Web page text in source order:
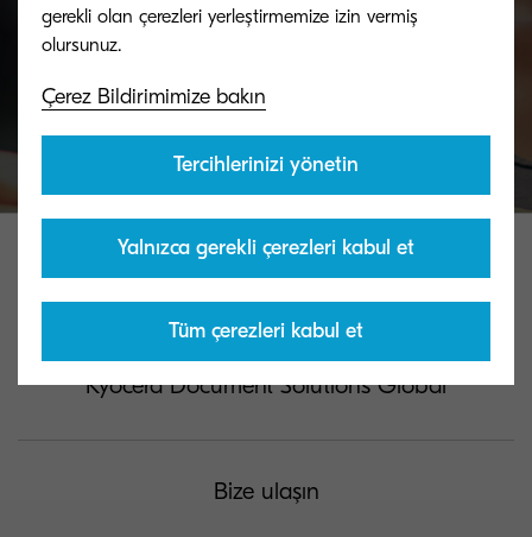
Kyocera Document Solutions Global
Bize ulaşın
gerekli olan çerezleri yerleştirmemize izin vermiş
Çerez Bildirimimize bakın
Tercihlerinizi yönetin
Yalnızca gerekli çerezleri kabul et
Tüm çerezleri kabul et